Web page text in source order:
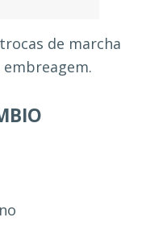
de marcha
embreagem.